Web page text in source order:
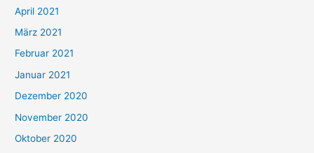
:
April 2021
März 2021
Februar 2021
Januar 2021
Dezember 2020
November 2020
Oktober 2020